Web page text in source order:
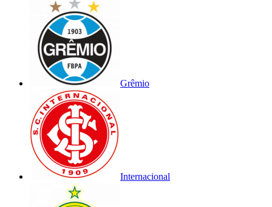
Grêmio
Internacional